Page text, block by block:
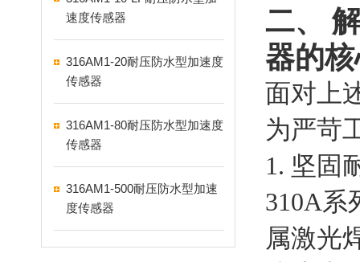
速度传感器
316AM1-20耐压防水型加速度
传感器
316AM1-80耐压防水型加速度
传感器
316AM1-500耐压防水型加速
度传感器
二、
器的
面对上
为严苛
1. 坚固
310A系
属激光